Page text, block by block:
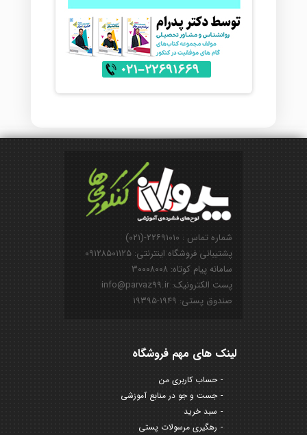
شماره تماس : ۲۲۶۹۱۰۱۰-(۰۲۱)
پشتیبانی فروشگاه اینترنتی: ۰۹۱۲۸۵۰۱۱۲۵
سامانه پیام کوتاه: ۳۰۰۰۸۰۰۸
پست الکترونیک: info@parvaz99.ir
صندوق پستی: ۱۹۴۹-۱۹۳۹۵
لینک های مهم فروشگاه
حساب کاربری من
جست و جو در منابع آموزشی
سبد خرید
رهگیری مرسولات پستی